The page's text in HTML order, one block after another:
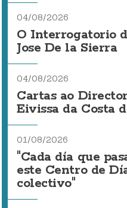
04/08/2026
O Interrogatorio
Jose De la Sierra
04/08/2026
Cartas ao
Eivissa da Costa
01/08/2026
"Cada día que
este Centro de
colectivo"